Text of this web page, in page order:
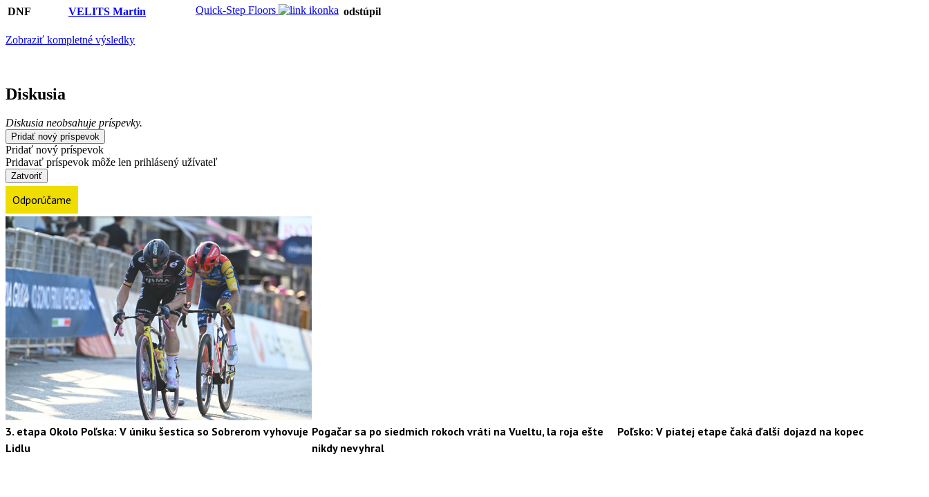
DNF VELITS Martin Quick-Step Floors odstúpil
Zobraziť kompletné výsledky
Diskusia
Diskusia neobsahuje príspevky.
Pridať nový príspevok
Pridať nový príspevok
Pridavať príspevok môže len prihlásený užívateľ
Zatvoriť
Odporúčame
3. etapa Okolo Poľska: V úniku šestica so Sobrerom vyhovuje
Lidlu
Pogačar sa po siedmich rokoch vráti na Vueltu, la roja ešte
nikdy nevyhral
Poľsko: V piatej etape čaká ďalší dojazd na kopec